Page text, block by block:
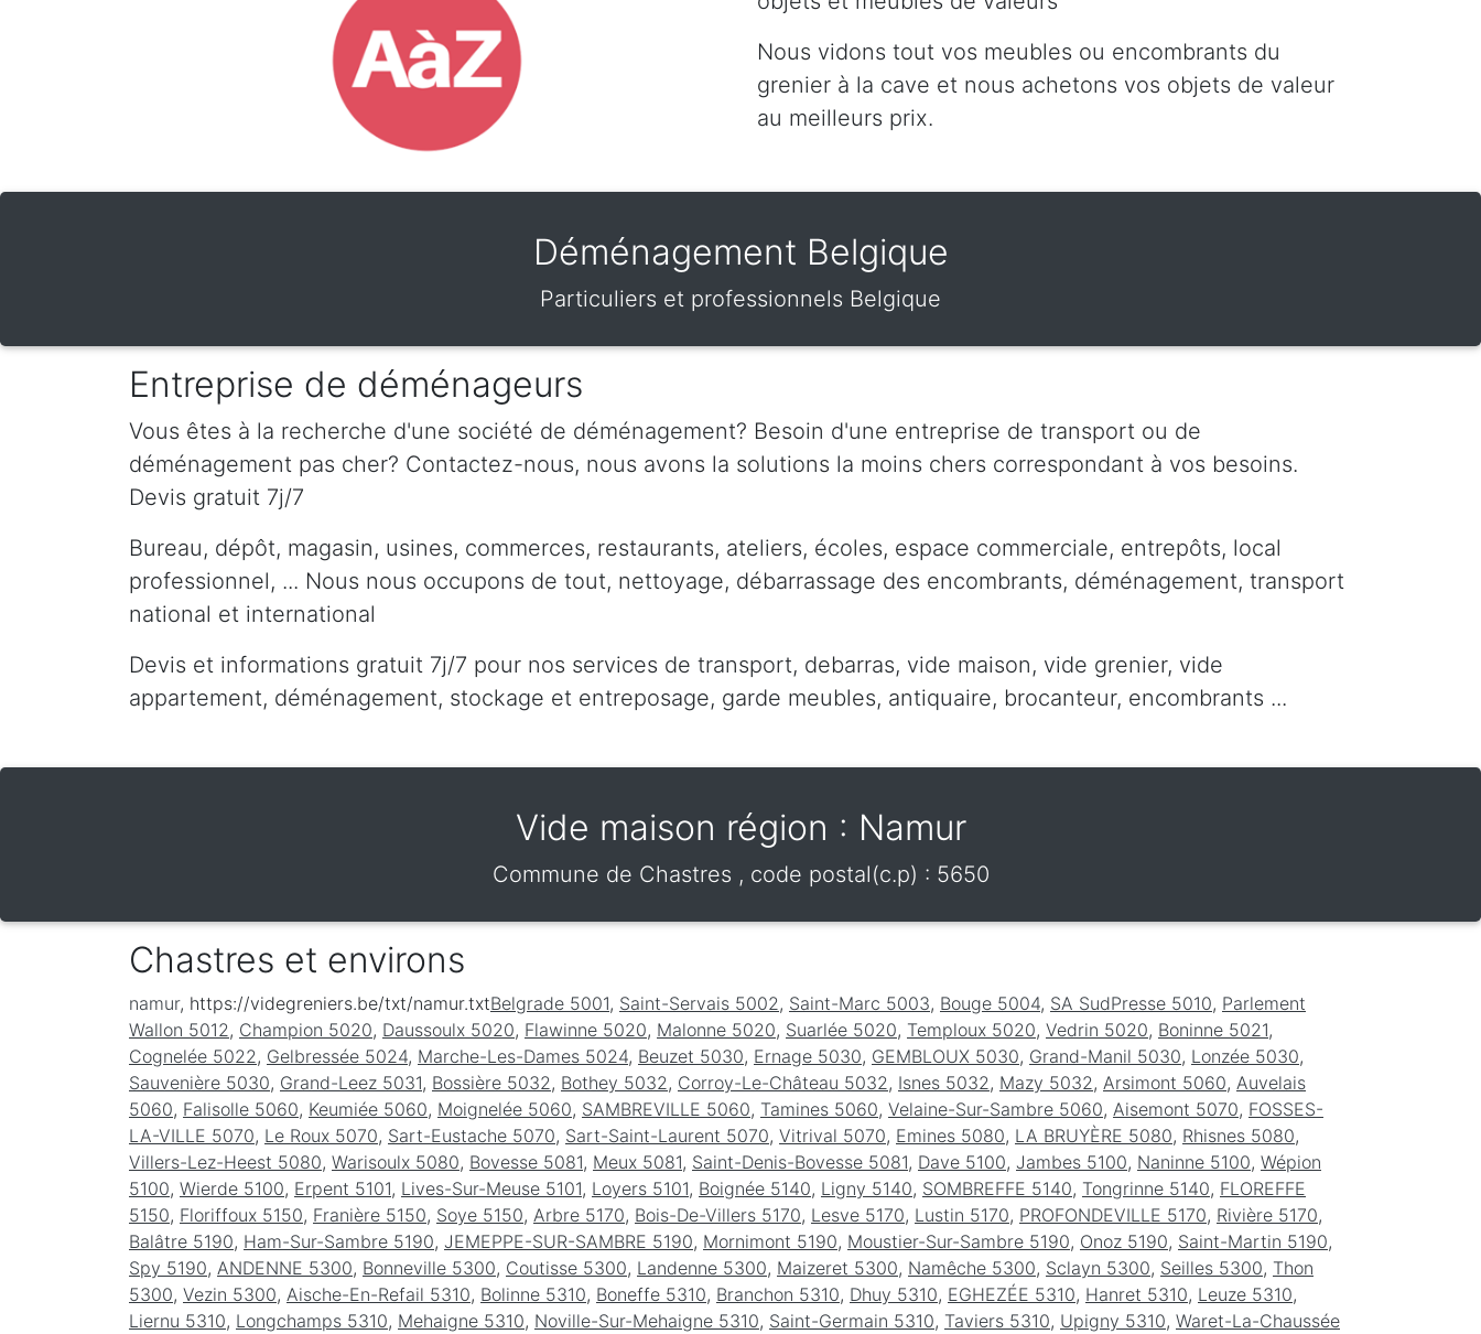
Nous vidons tout vos meubles ou encombrants du
grenier à la cave et nous achetons vos objets de valeur
au meilleurs prix.
Déménagement Belgique
Particuliers et professionnels Belgique
Entreprise de déménageurs
Vous êtes à la recherche d'une société de déménagement? Besoin d'une entreprise de transport ou de
déménagement pas cher? Contactez-nous, nous avons la solutions la moins chers correspondant à vos besoins.
Devis gratuit 7j/7
Bureau, dépôt, magasin, usines, commerces, restaurants, ateliers, écoles, espace commerciale, entrepôts, local
professionnel, ... Nous nous occupons de tout, nettoyage, débarrassage des encombrants, déménagement, transport
national et international
Devis et informations gratuit 7j/7 pour nos services de transport, debarras, vide maison, vide grenier, vide
appartement, déménagement, stockage et entreposage, garde meubles, antiquaire, brocanteur, encombrants ...
Vide maison région : Namur
Commune de Chastres , code postal(c.p) : 5650
Chastres et environs
namur, https://videgreniers.be/txt/namur.txtBelgrade 5001, Saint-Servais 5002 , Saint-Marc 5003, Bouge 5004, SA SudPresse 5010, Parlement
Wallon 5012 , Champion 5020, Daussoulx 5020, Flawinne 5020, Malonne 5020, Suarlée 5020, Temploux 5020, Vedrin 5020, Boninne 5021,
Cognelée 5022 , Gelbressée 5024, Marche-Les-Dames 5024, Beuzet 5030, Ernage 5030, GEMBLOUX 5030, Grand-Manil 5030, Lonzée 5030,
Sauvenière 5030, Grand-Leez 5031, Bossière 5032 , Bothey 5032 , Corroy-Le-Château 5032 , Isnes 5032 , Mazy 5032 , Arsimont 5060, Auvelais
5060, Falisolle 5060, Keumiée 5060, Moignelée 5060, SAMBREVILLE 5060, Tamines 5060, Velaine-Sur-Sambre 5060, Aisemont 5070, FOSSES-
LA-VILLE 5070, Le Roux 5070, Sart-Eustache 5070, Sart-Saint-Laurent 5070, Vitrival 5070, Emines 5080, LA BRUYÈRE 5080, Rhisnes 5080,
Villers-Lez-Heest 5080, Warisoulx 5080, Bovesse 5081, Meux 5081, Saint-Denis-Bovesse 5081, Dave 5100, Jambes 5100, Naninne 5100, Wépion
5100, Wierde 5100, Erpent 5101, Lives-Sur-Meuse 5101, Loyers 5101, Boignée 5140, Ligny 5140, SOMBREFFE 5140, Tongrinne 5140, FLOREFFE
5150, Floriffoux 5150, Franière 5150, Soye 5150, Arbre 5170, Bois-De-Villers 5170, Lesve 5170, Lustin 5170, PROFONDEVILLE 5170, Rivière 5170,
Balâtre 5190, Ham-Sur-Sambre 5190, JEMEPPE-SUR-SAMBRE 5190, Mornimont 5190, Moustier-Sur-Sambre 5190, Onoz 5190, Saint-Martin 5190,
Spy 5190, ANDENNE 5300, Bonneville 5300, Coutisse 5300, Landenne 5300, Maizeret 5300, Namêche 5300, Sclayn 5300, Seilles 5300, Thon
5300, Vezin 5300, Aische-En-Refail 5310, Bolinne 5310, Boneffe 5310, Branchon 5310, Dhuy 5310, EGHEZÉE 5310, Hanret 5310, Leuze 5310,
Liernu 5310, Longchamps 5310, Mehaigne 5310, Noville-Sur-Mehaigne 5310, Saint-Germain 5310, Taviers 5310, Upigny 5310, Waret-La-Chaussée